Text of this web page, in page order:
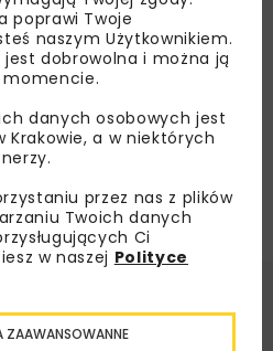
więcej...
poprawi Twoje
naszym Użytkownikiem.
dobrowolna i można ją
danych osobowych jest
Krakowie, a w niektórych
przez nas z plików
Twoich danych
Ci
w naszej Polityce
ZAAWANSOWANNE